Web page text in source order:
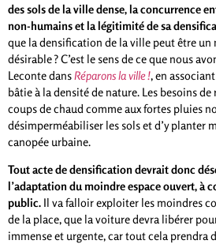
des sols de la ville dense, la concurrence
non-humains et la légitimité de sa
que la densification de la ville peut être un
désirable ? C’est le sens de ce que nous
Leconte dansRéparons la ville !, en
bâtie à la densité de nature. Les besoins
coups de chaud comme aux fortes pluies
désimperméabiliser les sols et d’y planter
canopée urbaine.
Tout acte de densification devrait donc
l’adaptation du moindre espace ouvert, à
public. Il va falloir exploiter les moindres
de la place, que la voiture devra libérer
immense et urgente, car tout cela prendra